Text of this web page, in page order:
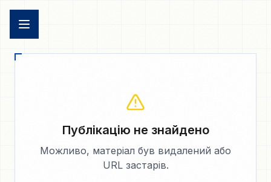
Публікацію не знайдено
Можливо, матеріал був видалений або
URL застарів.